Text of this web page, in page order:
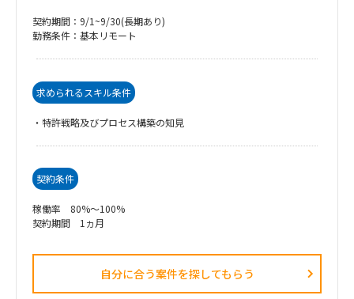
契約期間：9/1~9/30(長期あり)
勤務条件：基本リモート
求められるスキル条件
・特許戦略及びプロセス構築の知見
契約条件
稼働率 80%～100%
契約期間 1ヵ月
自分に合う案件を探してもらう​